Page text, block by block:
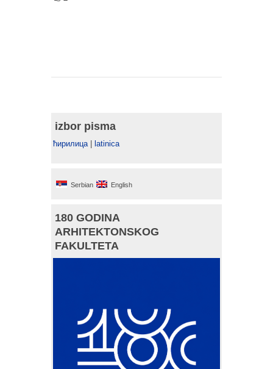
izbor pisma
ћирилица latinica
Serbian English
180 GODINA
ARHITEKTONSKOG
FAKULTETA